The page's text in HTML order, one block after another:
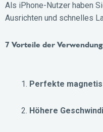
Als iPhone-Nutzer haben
Ausrichten und schnelles
7 Vorteile der
Perfekte
Höhere